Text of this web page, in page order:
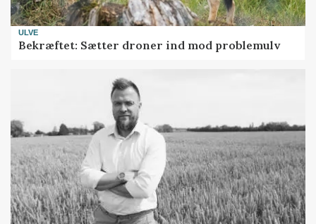
ULVE
Bekræftet: Sætter droner ind mod problemulv